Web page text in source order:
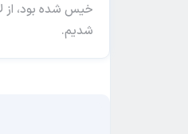
خیس شده بود، از
شدیم.